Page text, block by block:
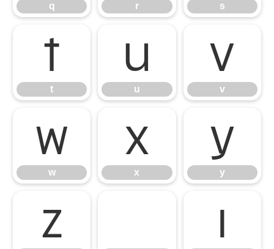
q r s
t
t
u
u
v
v
w
w
x
x
y
y
z ı